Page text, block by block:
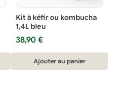
Kit à kéfir ou kombucha
1,4L bleu
38,90 €
Ajouter au panier